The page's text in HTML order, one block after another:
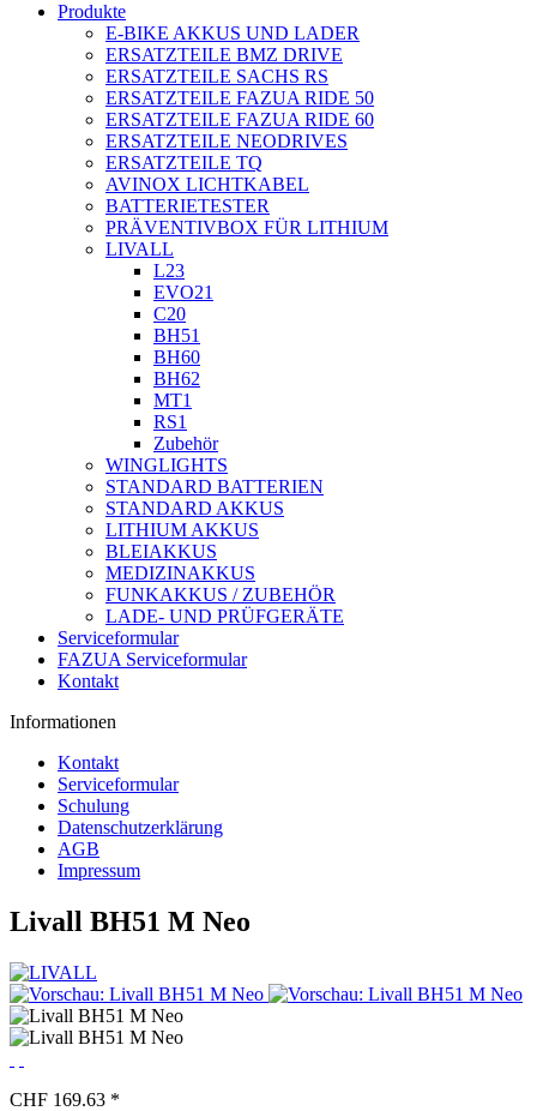
Produkte
E-BIKE AKKUS UND LADER
ERSATZTEILE BMZ DRIVE
ERSATZTEILE SACHS RS
ERSATZTEILE FAZUA RIDE 50
ERSATZTEILE FAZUA RIDE 60
ERSATZTEILE NEODRIVES
ERSATZTEILE TQ
AVINOX LICHTKABEL
BATTERIETESTER
PRÄVENTIVBOX FÜR LITHIUM
LIVALL
L23
EVO21
C20
BH51
BH60
BH62
MT1
RS1
Zubehör
WINGLIGHTS
STANDARD BATTERIEN
STANDARD AKKUS
LITHIUM AKKUS
BLEIAKKUS
MEDIZINAKKUS
FUNKAKKUS / ZUBEHÖR
LADE- UND PRÜFGERÄTE
Serviceformular
FAZUA Serviceformular
Kontakt
Informationen
Kontakt
Serviceformular
Schulung
Datenschutzerklärung
AGB
Impressum
Livall BH51 M Neo
CHF 169.63 *